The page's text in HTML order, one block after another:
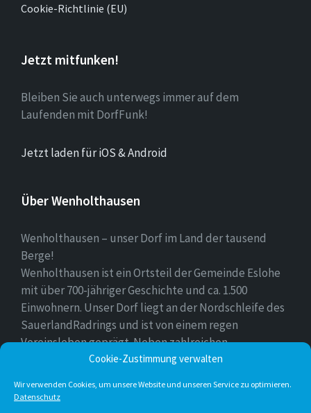
Cookie-Zustimmung verwalten
Wir verwenden Cookies, um unsere Website und unseren Service zu optimieren.
Datenschutz
Cookie-Richtlinie (EU)
Jetzt mitfunken!
Bleiben Sie auch unterwegs immer auf dem
Laufenden mit DorfFunk!
Jetzt laden für iOS & Android
Über Wenholthausen
Wenholthausen – unser Dorf im Land der tausend
Berge!
Wenholthausen ist ein Ortsteil der Gemeinde Eslohe
mit über 700-jähriger Geschichte und ca. 1.500
Einwohnern. Unser Dorf liegt an der Nordschleife des
SauerlandRadrings und ist von einem regen
Vereinsleben geprägt. Neben zahlreichen
Freizeitmöglichkeiten ist unser Ort für sein